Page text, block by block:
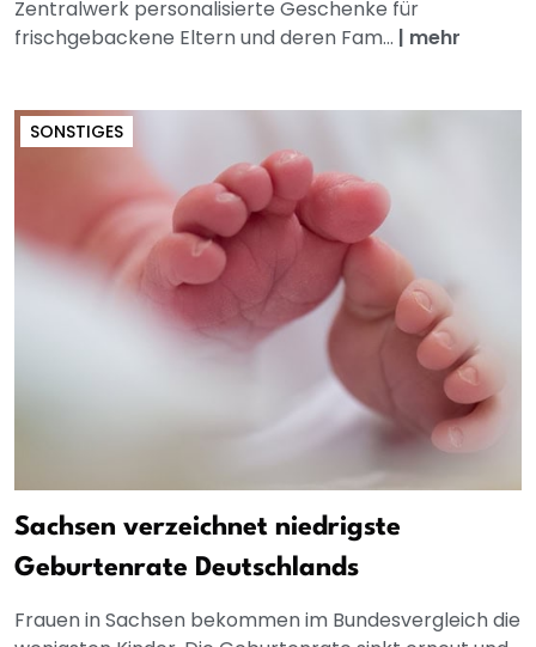
Zentralwerk personalisierte Geschenke für
frischgebackene Eltern und deren Fam... | mehr
SONSTIGES
Sachsen verzeichnet niedrigste
Geburtenrate Deutschlands
Frauen in Sachsen bekommen im Bundesvergleich die